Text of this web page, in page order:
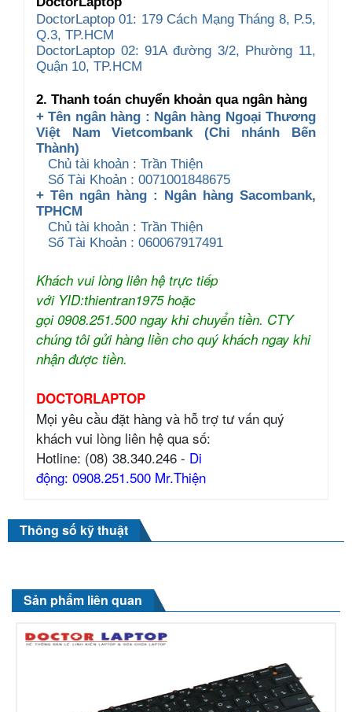
DoctorLaptop 01: 179 Cách Mạng Tháng 8, P.5,
Q.3, TP.HCM
DoctorLaptop 02: 91A đường 3/2, Phường 11,
Quận 10, TP.HCM
2. Thanh toán chuyển khoản qua ngân hàng
+ Tên ngân hàng : Ngân hàng Ngoại Thương
Việt Nam Vietcombank (Chi nhánh Bến
Thành)
Chủ tài khoản : Trần Thiện
Số Tài Khoản : 0071001848675
+ Tên ngân hàng : Ngân hàng Sacombank,
TPHCM
Chủ tài khoản : Trần Thiện
Số Tài Khoản : 060067917491
Khách vui lòng liên hệ trực tiếp
với YID:thientran1975 hoặc
gọi 0908.251.500 ngay khi chuyển tiền. CTY
chúng tôi gửi hàng liền cho quý khách ngay khi
nhận được tiền.
DOCTORLAPTOP
Mọi yêu cầu đặt hàng và hỗ trợ tư vấn quý
khách vui lòng liên hệ qua số:
Hotline: (08) 38.340.246 - Di
động: 0908.251.500 Mr.Thiện
Thông số kỹ thuật
Sản phẩm liên quan